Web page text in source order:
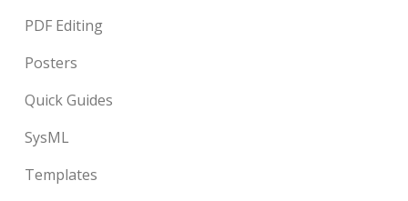
PDF Editing
Posters
Quick Guides
SysML
Templates